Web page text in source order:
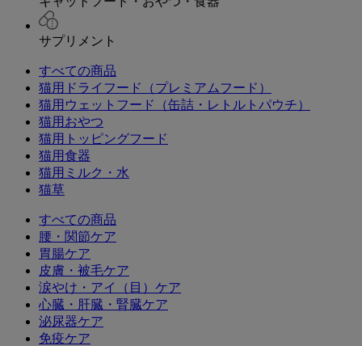
サプリメント
すべての商品
猫用ドライフード（プレミアムフード）
猫用ウェットフード（缶詰・レトルトパウチ）
猫用おやつ
猫用トッピングフード
猫用食器
猫用ミルク・水
猫草
すべての商品
腰・関節ケア
胃腸ケア
皮膚・被毛ケア
涙やけ・アイ（目）ケア
心臓・肝臓・腎臓ケア
泌尿器ケア
免疫ケア